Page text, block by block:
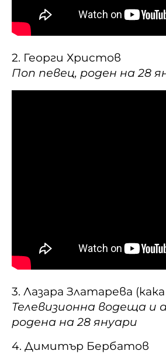
2. Георги Христов
Поп певец, роден на 28
3. Лазара Златарева
Телевизионна водеща и
родена на 28 януари
4. Димитър Бербатов